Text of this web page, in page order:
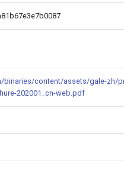
binaries/content/assets/gale-zh/
202001_cn-web.pdf